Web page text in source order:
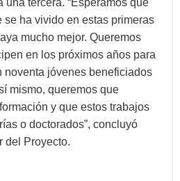
una tercera. “Esperamos que
ha vivido en estas primeras
mucho mejor. Queremos
en los próximos años para
noventa jóvenes beneficiados
mismo, queremos que
y que estos trabajos
o doctorados”, concluyó
del Proyecto.